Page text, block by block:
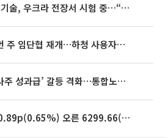
크라 전장서 시험 중…“스타트업 여러 곳 참여”
현대차·기아, 이번 주 임단협 재개…하청 사용자성 재심도 ‘변수’
SK하이닉스 ‘자사주 성과급’ 갈등 격화…통합노조 출범 움직임
오른 6299.66(마감)